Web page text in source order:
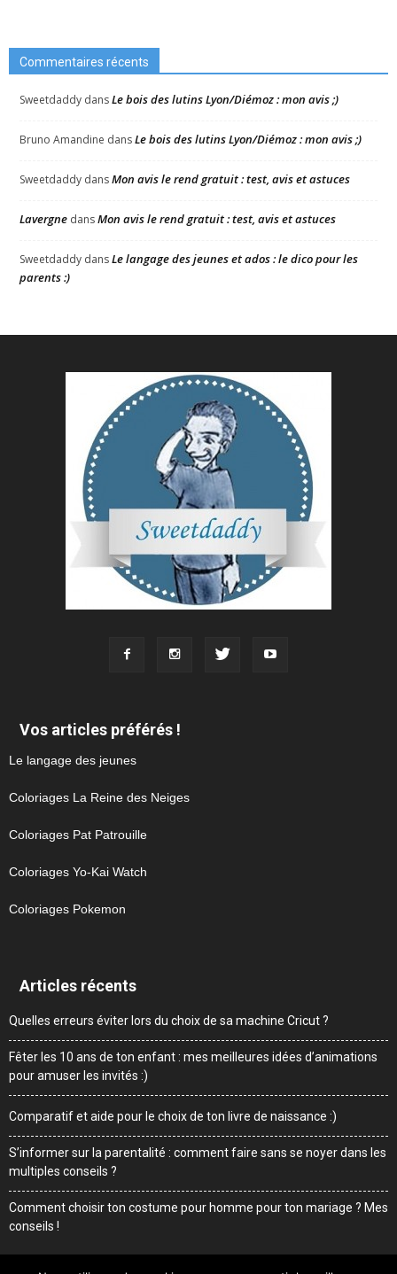
Commentaires récents
Sweetdaddy dansLe bois des lutins Lyon/Diémoz : mon avis ;)
Bruno Amandine dansLe bois des lutins Lyon/Diémoz : mon avis ;)
Sweetdaddy dansMon avis le rend gratuit : test, avis et astuces
Lavergne dansMon avis le rend gratuit : test, avis et astuces
Sweetdaddy dansLe langage des jeunes et ados : le dico pour les
parents :)
Vos articles préférés !
Le langage des jeunes
Coloriages La Reine des Neiges
Coloriages Pat Patrouille
Coloriages Yo-Kai Watch
Coloriages Pokemon
Articles récents
Quelles erreurs éviter lors du choix de sa machine Cricut ?
Fêter les 10 ans de ton enfant : mes meilleures idées d’animations
pour amuser les invités :)
Comparatif et aide pour le choix de ton livre de naissance :)
S’informer sur la parentalité : comment faire sans se noyer dans les
multiples conseils ?
Comment choisir ton costume pour homme pour ton mariage ? Mes
conseils !